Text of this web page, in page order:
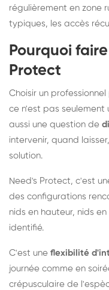
régulièrement en zone
typiques, les accès
Pourquoi
Protect
Choisir un
ce n'est pas seulement
aussi une question de
intervenir, quand
solution.
Need's Protect, c'est
des configurations
nids en hauteur, nids
identifié.
C'est une flexibilité
journée comme en
crépusculaire de